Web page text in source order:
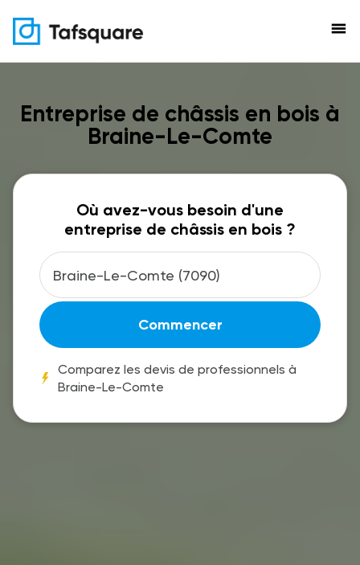
menu
Entreprise de châssis en bois à
Braine-Le-Comte
Où avez-vous besoin d'une
entreprise de châssis en bois ?
Commencer
Comparez les devis de professionnels à
Braine-Le-Comte